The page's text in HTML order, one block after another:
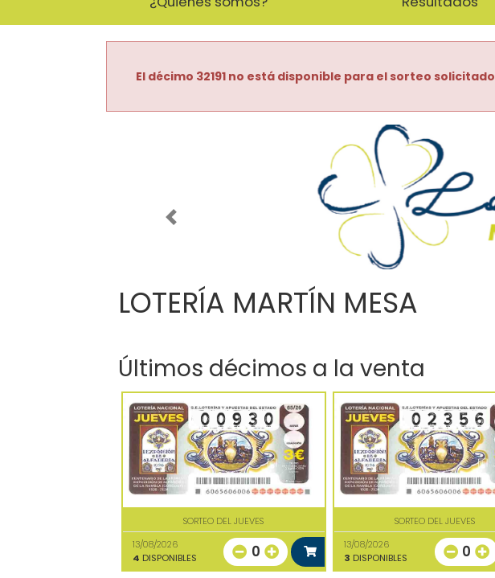
El décimo 32191 no está disponible para el sorteo solicitado
Imagen anterior
LOTERÍA MARTÍN MESA
Últimos décimos a la venta
SORTEO DEL JUEVES
13/08/2026
4 DISPONIBLES 0
SORTEO DEL JUEVES
13/08/2026
3 DISPONIBLES 0